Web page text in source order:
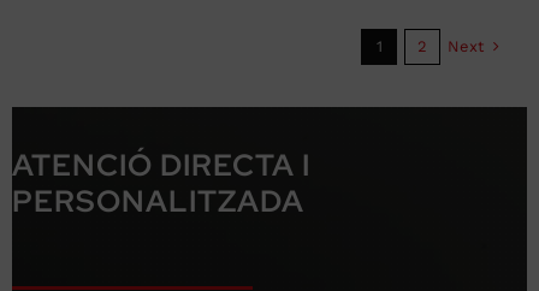
1 2 Next
ATENCIÓ DIRECTA I
PERSONALITZADA